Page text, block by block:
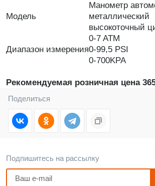
Модель
Манометр
металлический
высокоточный
Диапазон измерения
0-7 ATM
0-99,5 PSI
0-700KPA
Рекомендуемая розничная цена
Поделиться
Подпишитесь на рассылку